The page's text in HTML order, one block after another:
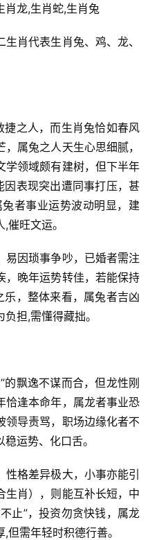
肖龙,生肖蛇,生肖兔
肖代表生肖兔、鸡、龙、
捷之人，而生肖兔恰如春风
属兔之人天生心思细腻，
学领域颇有建树，但下半年
因表现突出遭同事打压，甚
者事业运势波动明显，建
旺文运。
易因琐事争吵，已婚者需注
，晚年运势转佳，若能保持
乐，整体来看，属兔者吉凶
担,需懂得藏拙。
的飘逸不谋而合，但龙性刚
恰逢本命年，属龙者事业恐
领导责骂，职场边缘化者不
运势、化口舌。
格差异极大，小事亦能引
生肖），则能互补长短，中
止”，投资勿贪快钱，属龙
需年轻时积德行善。